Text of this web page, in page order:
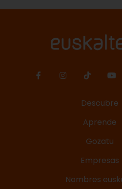
conciertos y actividades
Descubre
Aprende
Gozatu
Empresas
Nombres